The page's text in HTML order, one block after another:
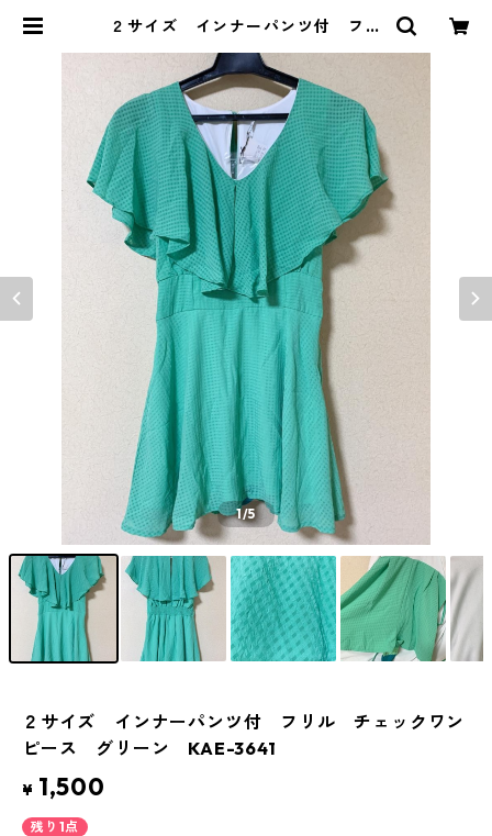
２サイズ インナーパンツ付 フリ
ン KAE-3641 | DOLUCK PROD
UCE
1/5
２サイズ インナーパンツ付 フリル チェックワン
ピース グリーン KAE-3641
¥ 1,500
残り1点